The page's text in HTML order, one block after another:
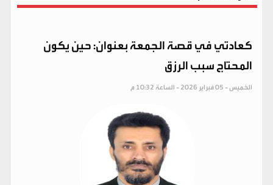
كعادتي في قصة الجمعة بعنوان: حين يكون
المحتاج سبب الرزق
الخميس - 05 فبراير 2026 - الساعة 10:32 م